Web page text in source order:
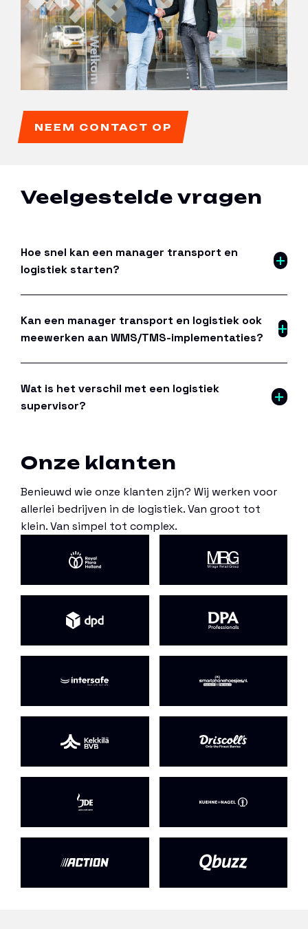
NEEM CONTACT OP
Veelgestelde vragen
Hoe snel kan een manager transport en
logistiek starten?
Kan een manager transport en logistiek ook
meewerken aan WMS/TMS-implementaties?
Wat is het verschil met een logistiek
supervisor?
Onze klanten
Benieuwd wie onze klanten zijn? Wij werken voor
allerlei bedrijven in de logistiek. Van groot tot
klein. Van simpel tot complex.